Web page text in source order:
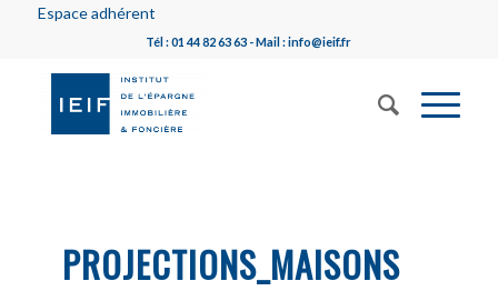
Espace adhérent
Tél : 01 44 82 63 63 - Mail : info@ieif.fr
PROJECTIONS_MAISONS